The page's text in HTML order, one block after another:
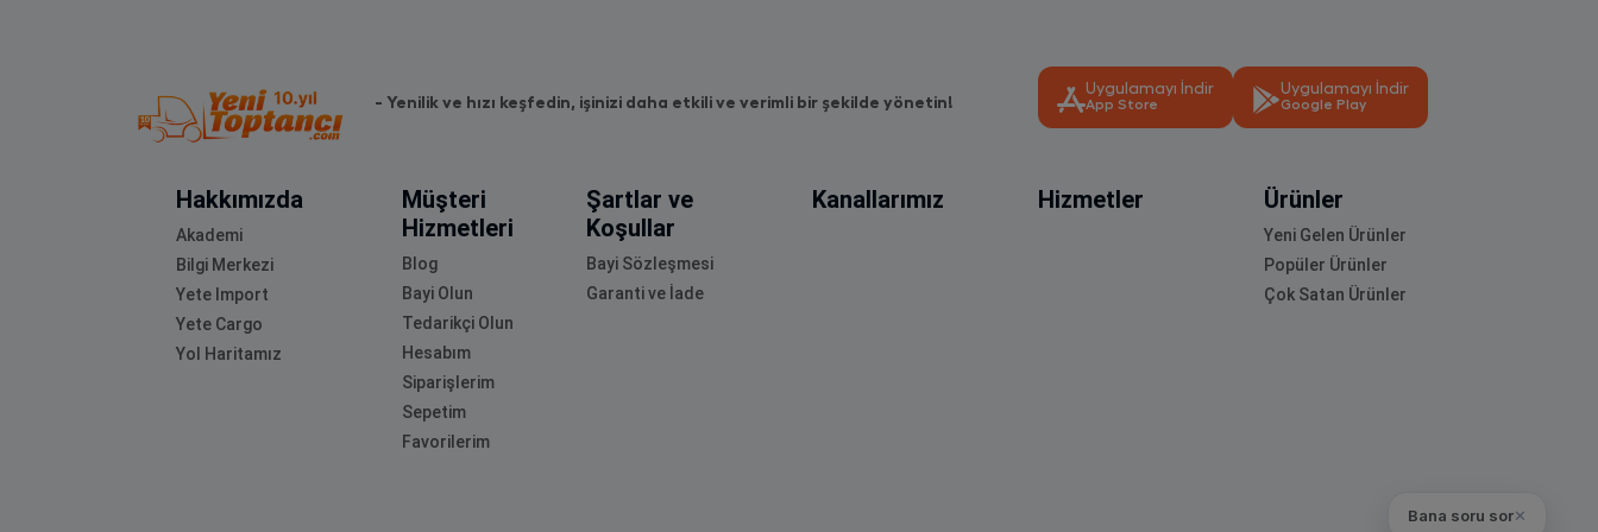
Bana soru sor✕
- Yenilik ve hızı keşfedin, işinizi daha etkili ve verimli bir şekilde yönetin!
Uygulamayı İndir
App Store
Uygulamayı İndir
Google Play
Hakkımızda
Akademi
Bilgi Merkezi
Yete Import
Yete Cargo
Yol Haritamız
Müşteri
Hizmetleri
Blog
Bayi Olun
Tedarikçi Olun
Hesabım
Siparişlerim
Sepetim
Favorilerim
Şartlar ve
Koşullar
Bayi Sözleşmesi
Garanti ve İade
Kanallarımız Hizmetler Ürünler
Yeni Gelen Ürünler
Popüler Ürünler
Çok Satan Ürünler